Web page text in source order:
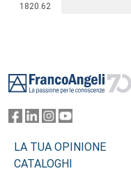
1820.62
LA TUA OPINIONE
CATALOGHI